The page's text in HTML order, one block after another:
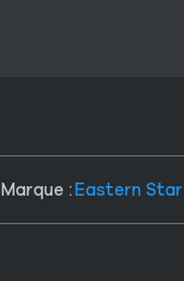
Marque :Eastern Star